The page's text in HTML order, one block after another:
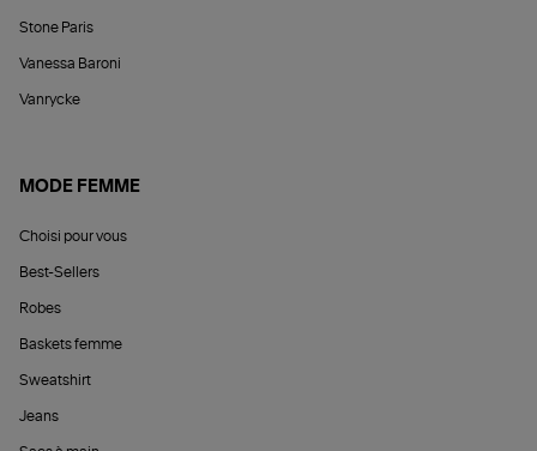
Stone Paris
Vanessa Baroni
Vanrycke
MODE FEMME
Choisi pour vous
Best-Sellers
Robes
Baskets femme
Sweatshirt
Jeans